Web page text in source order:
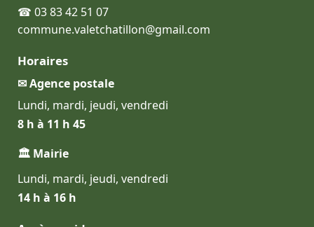
☎ 03 83 42 51 07
commune.valetchatillon@gmail.com
Horaires
✉ Agence postale
Lundi, mardi, jeudi, vendredi
8 h à 11 h 45
🏛 Mairie
Lundi, mardi, jeudi, vendredi
14 h à 16 h